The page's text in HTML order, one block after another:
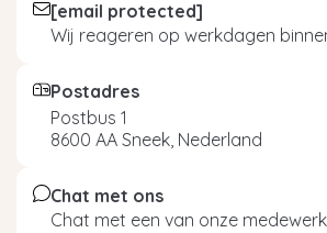
[email protected]
Wij reageren op werkdagen
Postadres
Postbus 1
8600 AA Sneek, Nederland
Chat met ons
Chat met een van onze